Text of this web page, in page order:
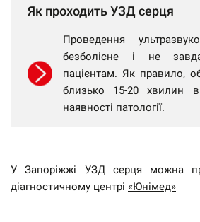
Як проходить УЗД серця
Проведення
безболісне і не
пацієнтам. Як правило,
близько 15-20 хвилин
наявності патології.
У Запоріжжі УЗД серця можна
діагностичному центрі «Юнімед»